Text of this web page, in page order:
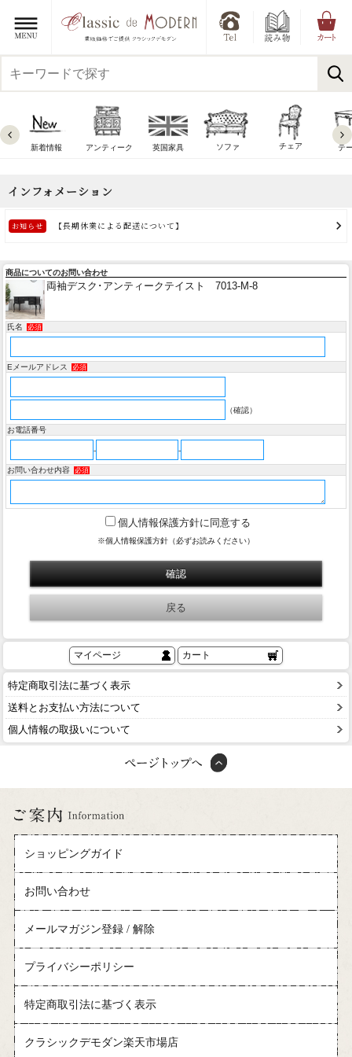
新着情報 アンティーク 英国家具 ソファ チェア テ
商品についてのお問い合わせ
両袖デスク･アンティークテイスト 7013-M-8
氏名 必須
Eメールアドレス 必須
（確認）
お電話番号
- -
お問い合わせ内容 必須
個人情報保護方針に同意する
※個人情報保護方針（必ずお読みください）
マイページ カート
特定商取引法に基づく表示
送料とお支払い方法について
個人情報の取扱いについて
ショッピングガイド
お問い合わせ
メールマガジン登録 / 解除
プライバシーポリシー
特定商取引法に基づく表示
クラシックデモダン楽天市場店